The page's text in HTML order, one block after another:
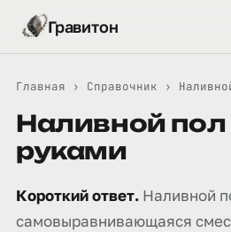
Гравитон
Главная › Справочник ›
Наливной
руками
Короткий ответ. Наливной
самовыравнивающаяся